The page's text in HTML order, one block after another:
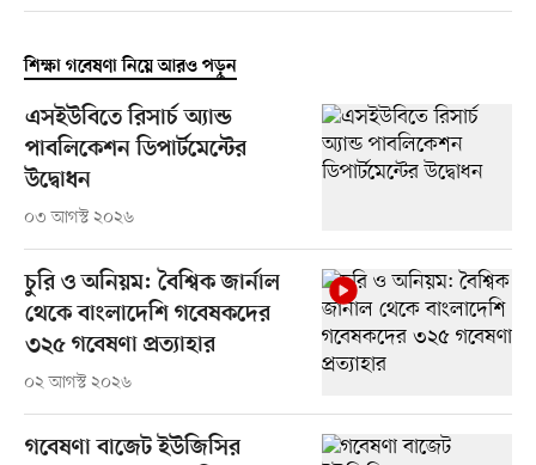
শিক্ষা গবেষণা নিয়ে আরও পড়ুন
এসইউবিতে রিসার্চ অ্যান্ড
পাবলিকেশন ডিপার্টমেন্টের
উদ্বোধন
০৩ আগস্ট ২০২৬
চুরি ও অনিয়ম: বৈশ্বিক জার্নাল
থেকে বাংলাদেশি গবেষকদের
৩২৫ গবেষণা প্রত্যাহার
০২ আগস্ট ২০২৬
গবেষণা বাজেট ইউজিসির